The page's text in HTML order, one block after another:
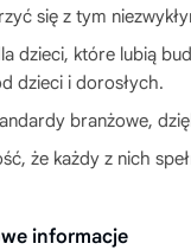
się z tym
dzieci, które lubią
dzieci i dorosłych.
branżowe,
że każdy z nich
informacje